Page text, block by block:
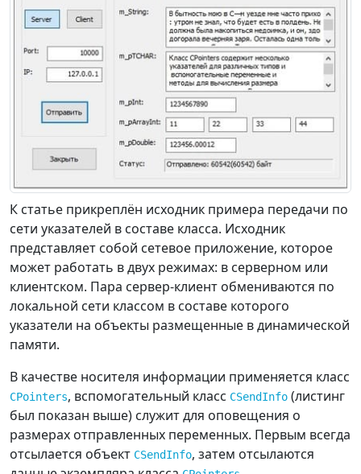
К статье прикреплён исходник примера передачи по
сети указателей в составе класса. Исходник
представляет собой сетевое приложение, которое
может работать в двух режимах: в серверном или
клиентском. Пара сервер-клиент обмениваются по
локальной сети классом в составе которого
указатели на объекты размещенные в динамической
памяти.
В качестве носителя информации применяется класс
CPointers, вспомогательный класс CSendInfo (листинг
был показан выше) служит для оповещения о
размерах отправленных переменных. Первым всегда
отсылается объект CSendInfo, затем отсылаются